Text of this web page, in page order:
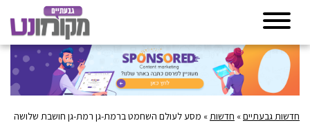
חדשות גבעתיים» חדשות » מסע לעולם השחמט ברמת-גן רמת-גן חושבת שלושה